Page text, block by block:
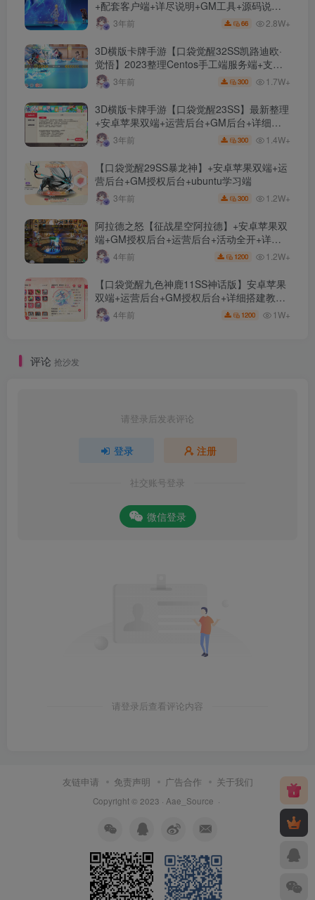
+配套客户端+详尽说明+GM工具+源码说明
文件3年前 66 2.8W+
3D横版卡牌手游【口袋觉醒32SS凯路迪欧·
觉悟】2023整理Centos手工端服务端+支付
对接+安卓苹果双端+运营后台+GM授权后台
+代理后台
3年前 300 1.7W+
3D横版卡牌手游【口袋觉醒23SS】最新整理
+安卓苹果双端+运营后台+GM后台+详细搭
建教程3年前 300 1.4W+
【口袋觉醒29SS暴龙神】+安卓苹果双端+运
营后台+GM授权后台+ubuntu学习端
3年前 300 1.2W+
阿拉德之怒【征战星空阿拉德】+安卓苹果双
端+GM授权后台+运营后台+活动全开+详细
教程 4年前 1200 1.2W+
【口袋觉醒九色神鹿11SS神话版】安卓苹果
双端+运营后台+GM授权后台+详细搭建教
程。 4年前 1200 1W+
评论 抢沙发
请登录后发表评论
登录 注册
社交账号登录
微信登录
请登录后查看评论内容
友链申请 免责声明 广告合作 关于我们
Copyright © 2023 · Aae_Source ·